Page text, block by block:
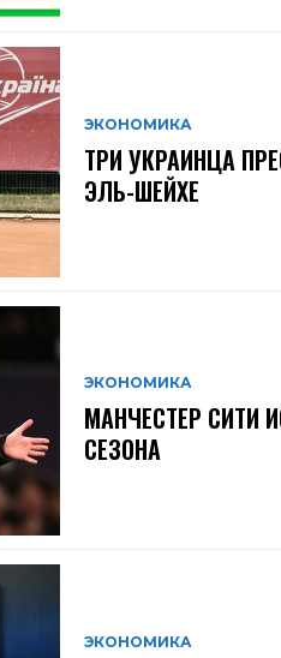
ЭКОНОМИКА
ТРИ УКРАИНЦА
ЭЛЬ-ШЕЙХЕ
ЭКОНОМИКА
МАНЧЕСТЕР СИТИ
СЕЗОНА
ЭКОНОМИКА